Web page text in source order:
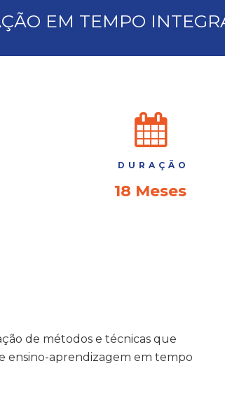
EM TEMPO
DURAÇÃO
18 Meses
de métodos e técnicas que
ensino-aprendizagem em tempo